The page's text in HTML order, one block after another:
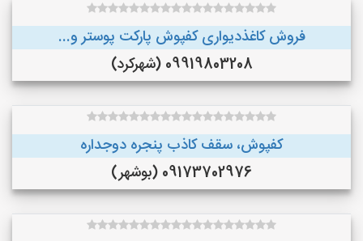
فروش کاغذدیواری کفپوش پارکت پوستر و...
09919803208 (شهرکرد)
کفپوش، سقف کاذب پنجره دوجداره
09173702976 (بوشهر)